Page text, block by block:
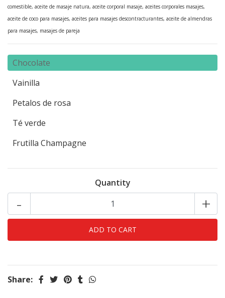
comestible, aceite de masaje natura, aceite corporal masaje, aceites corporales masajes,
aceite de coco para masajes, aceites para masajes descontracturantes, aceite de almendras
para masajes, masajes de pareja
Chocolate
Vainilla
Petalos de rosa
Té verde
Frutilla Champagne
Quantity
- +
Share: